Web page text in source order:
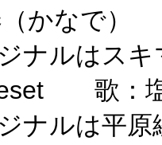
かなで）
ナルはスキ
歌：
ナルは平原